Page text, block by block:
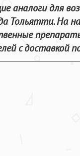
аналоги для
Тольятти. На
с доставкой